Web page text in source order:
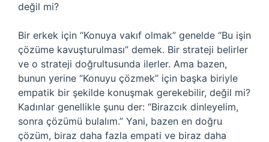
değil mi?
Bir erkek için “Konuya vakıf olmak” genelde “Bu işin
çözüme kavuşturulması” demek. Bir strateji belirler
ve o strateji doğrultusunda ilerler. Ama bazen,
bunun yerine “Konuyu çözmek” için başka biriyle
empatik bir şekilde konuşmak gerekebilir, değil mi?
Kadınlar genellikle şunu der: “Birazcık dinleyelim,
sonra çözümü bulalım.” Yani, bazen en doğru
çözüm, biraz daha fazla empati ve biraz daha